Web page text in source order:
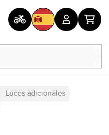
Luces adicionales